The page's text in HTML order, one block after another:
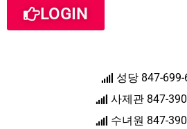
LOGIN
성당 847-
사제관 847-
수녀원 847-